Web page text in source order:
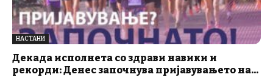
НАСТАНИ
Декада исполнета со здрави навики и
рекорди: Денес започнува пријавувањето на...